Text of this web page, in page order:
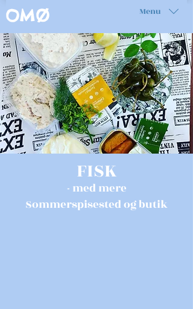
Menu
OMØ
FISK
- med mere
Sommerspisested og butik